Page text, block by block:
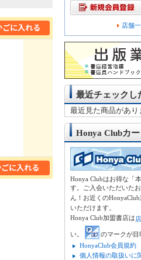
店舗
最近チェックし
最近見た商品があり
Honya Clubカー
Honya Clubはお得な「
す。ご入会いただいた
ん！お近くの
いただけます。
Honya Club加盟書店は
い。
のマークが目
HonyaClub会員規約
個人情報の取扱いに